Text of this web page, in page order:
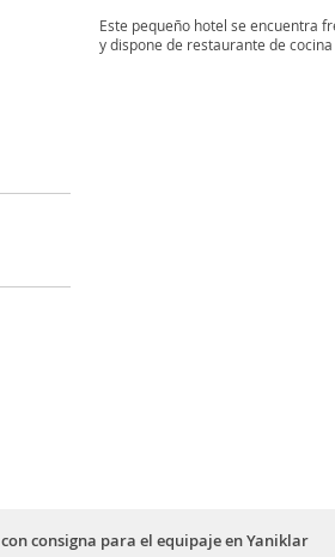
Este pequeño hotel se encuentra
y dispone de restaurante de
consigna para el equipaje en Yaniklar